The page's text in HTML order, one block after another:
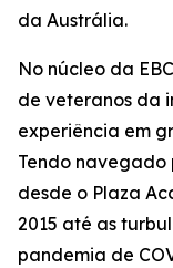
da Austrália.
No núcleo da
de veteranos da
experiência em
Tendo navegado
desde o Plaza
2015 até as
pandemia de